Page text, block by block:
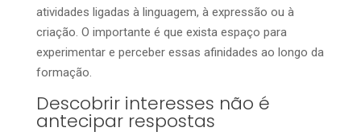
atividades ligadas à linguagem, à expressão ou à
criação. O importante é que exista espaço para
experimentar e perceber essas afinidades ao longo da
formação.
Descobrir interesses não é
antecipar respostas